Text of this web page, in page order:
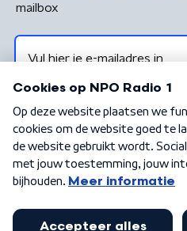
mailbox
Algemene voorwaarden